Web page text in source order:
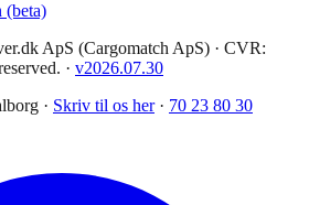
(beta)
ApS (Cargomatch ApS) · CVR:
· v2026.07.30
· Skriv til os her · 70 23 80 30